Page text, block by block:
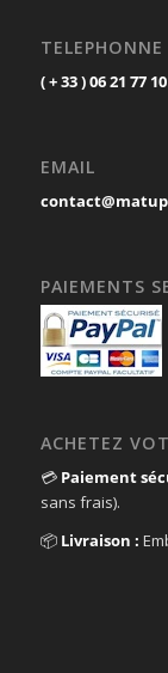
TELEPHONNE
( + 33 ) 06 21 77
EMAIL
PAIEMENTS
ACHETEZ
💳 Paiement
sans frais).
📦 Livraison :